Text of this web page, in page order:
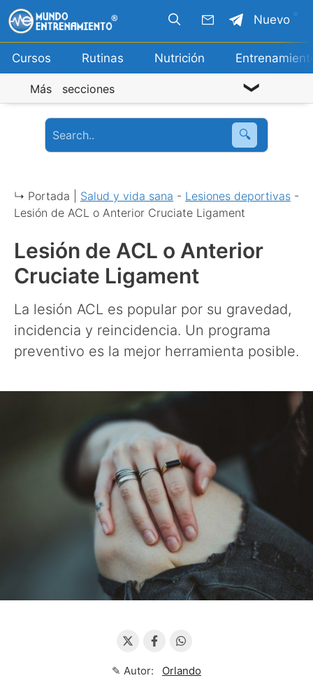
Saltar
al
contenido
Cursos Rutinas Nutrición
Nuevo
Más secciones
🔍
↳ Portada | Salud y vida sana - Lesiones deportivas -
Lesión de ACL o Anterior Cruciate Ligament
Lesión de ACL o Anterior
Cruciate Ligament
La lesión ACL es popular por su gravedad,
incidencia y reincidencia. Un programa
preventivo es la mejor herramienta posible.
✎ Autor: Orlando